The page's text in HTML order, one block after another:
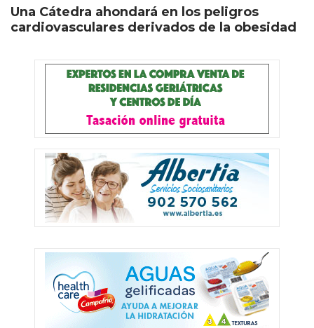
Una Cátedra ahondará en los peligros
cardiovasculares derivados de la obesidad